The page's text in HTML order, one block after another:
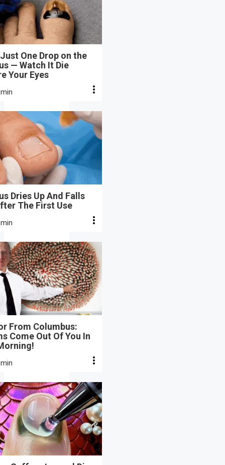
One Drop on the
— Watch It Die
Your Eyes
Dries Up And Falls
The First Use
From Columbus:
Come Out Of You In